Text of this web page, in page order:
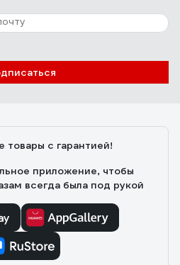
товары с гарантией!
приложение, чтобы
всегда была под рукой